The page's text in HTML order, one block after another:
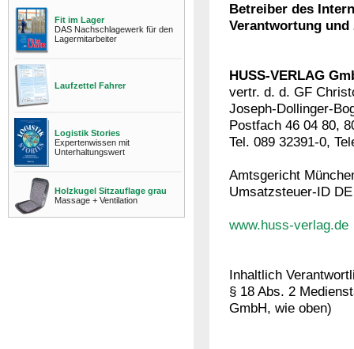
Fit im Lager
DAS Nachschlagewerk für den
Lagermitarbeiter
Laufzettel Fahrer
Logistik Stories
Expertenwissen mit
Unterhaltungswert
Holzkugel Sitzauflage grau
Massage + Ventilation
​Betreiber des
Verantwortung
HUSS-VERLAG
vertr. d. d. GF
Joseph-Dollinger-
Postfach 46 04 80,
Tel. 089 32391-0,
Amtsgericht
Umsatzsteuer-ID
www.huss-verlag.de
Inhaltlich
§ 18 Abs. 2
GmbH, wie oben)